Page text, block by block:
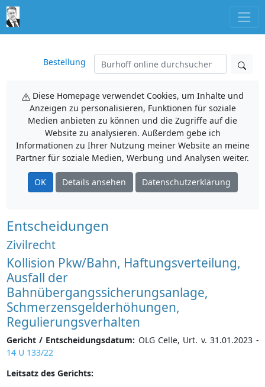
Bestellung
Diese Homepage verwendet Cookies, um Inhalte und
Anzeigen zu personalisieren, Funktionen für soziale
Medien anbieten zu können und die Zugriffe auf die
Website zu analysieren. Außerdem gebe ich
Informationen zu Ihrer Nutzung meiner Website an meine
Partner für soziale Medien, Werbung und Analysen weiter.
OK Details ansehen Datenschutzerklärung
Entscheidungen
Zivilrecht
Kollision Pkw/Bahn, Haftungsverteilung,
Ausfall der
Bahnübergangssicherungsanlage,
Schmerzensgelderhöhungen,
Regulierungsverhalten
Gericht / Entscheidungsdatum: OLG Celle, Urt. v. 31.01.2023 -
14 U 133/22
Leitsatz des Gerichts: